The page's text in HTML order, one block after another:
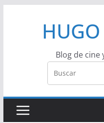
Blog de cine